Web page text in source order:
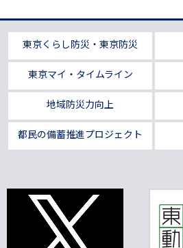
東京くらし防災・東京防災
東京マイ・タイムライン
地域防災力向上
都民の備蓄推進プロジェクト